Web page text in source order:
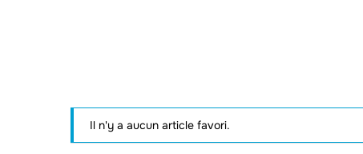
Il n'y a aucun article favori.